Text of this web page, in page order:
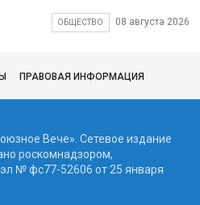
ОБЩЕСТВО 08 августа 2026
ПРАВОВАЯ ИНФОРМАЦИЯ
Вече». Сетевое издание
роскомнадзором,
№ фc77-52606 от 25 января